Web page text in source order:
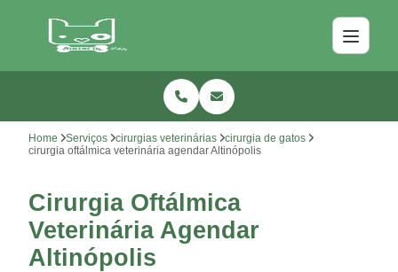
Home Serviços cirurgias veterinárias
cirurgia de gatos
cirurgia oftálmica veterinária agendar Altinópolis
Cirurgia Oftálmica
Veterinária Agendar
Altinópolis